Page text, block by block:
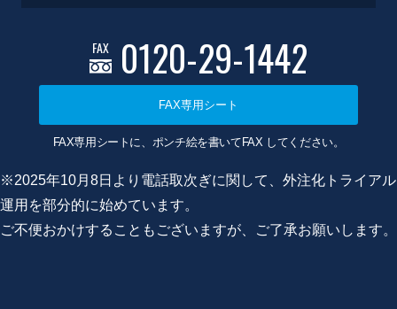
FAX 0120-29-1442
FAX専用シート
FAX専用シートに、ポンチ絵を書いてFAX してください。
※2025年10月8日より電話取次ぎに関して、外注化トライアル
運用を部分的に始めています。
ご不便おかけすることもございますが、ご了承お願いします。